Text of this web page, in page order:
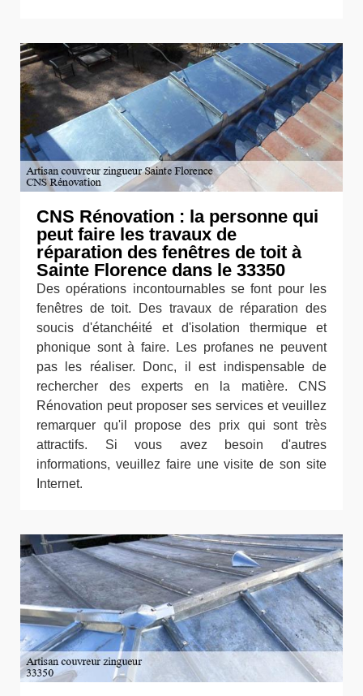
CNS Rénovation : la personne qui
peut faire les travaux de
réparation des fenêtres de toit à
Sainte Florence dans le 33350
Des opérations incontournables se font pour les
fenêtres de toit. Des travaux de réparation des
soucis d'étanchéité et d'isolation thermique et
phonique sont à faire. Les profanes ne peuvent
pas les réaliser. Donc, il est indispensable de
rechercher des experts en la matière. CNS
Rénovation peut proposer ses services et veuillez
remarquer qu'il propose des prix qui sont très
attractifs. Si vous avez besoin d'autres
informations, veuillez faire une visite de son site
Internet.